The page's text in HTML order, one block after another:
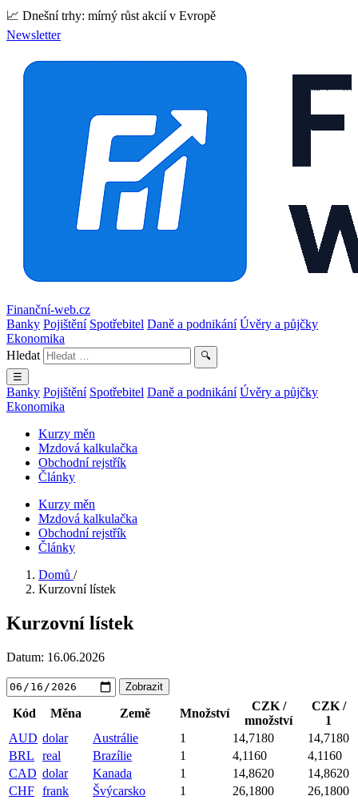
📈 Dnešní trhy: mírný růst akcií v Evropě
Newsletter
Finanční-web.cz
Banky Pojištění Spotřebitel Daně a podnikání Úvěry a půjčky
Ekonomika
Hledat
🔍
☰
Banky Pojištění Spotřebitel Daně a podnikání Úvěry a půjčky
Ekonomika
Kurzy měn
Mzdová kalkulačka
Obchodní rejstřík
Články
Kurzy měn
Mzdová kalkulačka
Obchodní rejstřík
Články
Domů /
Kurzovní lístek
Kurzovní lístek
Datum: 16.06.2026
Zobrazit
Kód Měna Země Množství
CZK /
množství
CZK /
1
AUD dolar Austrálie 1 14,7180
14,7180
BRL
real Brazílie 1 4,1160
4,1160
CAD dolar Kanada 1 14,8620
14,8620
CHF frank Švýcarsko 1 26,1800
26,1800